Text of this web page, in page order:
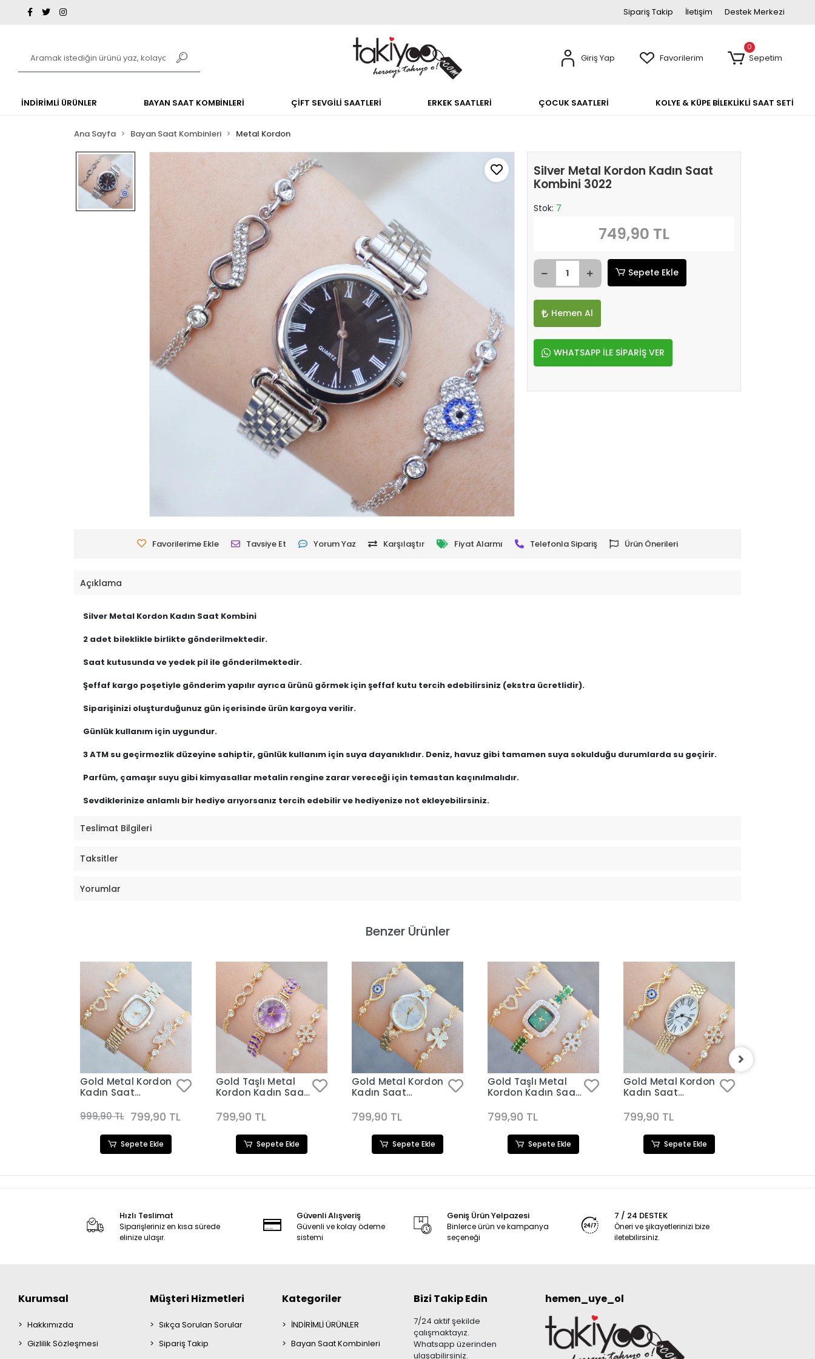
Sipariş Takip İletişim Destek Merkezi
Giriş Yap Favorilerim
0
Sepetim
İNDİRİMLİ ÜRÜNLER BAYAN SAAT KOMBİNLERİ ÇİFT SEVGİLİ SAATLERİ ERKEK SAATLERİ ÇOCUK SAATLERİ KOLYE & KÜPE BİLEKLİKLİ SAAT SETİ
Ana Sayfa Bayan Saat Kombinleri Metal Kordon
Silver Metal Kordon Kadın Saat
Kombini 3022
Stok: 7
749,90 TL
Sepete Ekle
Hemen Al
WHATSAPP İLE SİPARİŞ VER
Favorilerime Ekle Tavsiye Et Yorum Yaz Karşılaştır Fiyat Alarmı Telefonla Sipariş Ürün Önerileri
Açıklama
Silver Metal Kordon Kadın Saat Kombini
2 adet bileklikle birlikte gönderilmektedir.
Saat kutusunda ve yedek pil ile gönderilmektedir.
Şeffaf kargo poşetiyle gönderim yapılır ayrıca ürünü görmek için şeffaf kutu tercih edebilirsiniz (ekstra ücretlidir).
Siparişinizi oluşturduğunuz gün içerisinde ürün kargoya verilir.
Günlük kullanım için uygundur.
3 ATM su geçirmezlik düzeyine sahiptir, günlük kullanım için suya dayanıklıdır. Deniz, havuz gibi tamamen suya sokulduğu durumlarda su geçirir.
Parfüm, çamaşır suyu gibi kimyasallar metalin rengine zarar vereceği için temastan kaçınılmalıdır.
Sevdiklerinize anlamlı bir hediye arıyorsanız tercih edebilir ve hediyenize not ekleyebilirsiniz.
Teslimat Bilgileri
Taksitler
Yorumlar
Benzer Ürünler
Gold Metal Kordon
Kadın Saat
999,90 TL 799,90 TL
Sepete Ekle
Gold Taşlı Metal
Kordon Kadın Saat
799,90 TL
Sepete Ekle
Gold Metal Kordon
Kadın Saat
799,90 TL
Sepete Ekle
Gold Taşlı Metal
Kordon Kadın Saat
799,90 TL
Sepete Ekle
Gold Metal Kordon
Kadın Saat
799,90 TL
Sepete Ekle
Hızlı Teslimat
Siparişleriniz en kısa sürede
elinize ulaşır.
Güvenli Alışveriş
Güvenli ve kolay ödeme
sistemi
Geniş Ürün Yelpazesi
Binlerce ürün ve kampanya
seçeneği
7 / 24 DESTEK
Öneri ve şikayetlerinizi bize
iletebilirsiniz.
Kurumsal
Hakkımızda
Gizlilik Sözleşmesi
Müşteri Hizmetleri
Sıkça Sorulan Sorular
Sipariş Takip
Kategoriler
İNDİRİMLİ ÜRÜNLER
Bayan Saat Kombinleri
Bizi Takip Edin
7/24 aktif şekilde
çalışmaktayız.
Whatsapp üzerinden
ulaşabilirsiniz.
hemen_uye_ol